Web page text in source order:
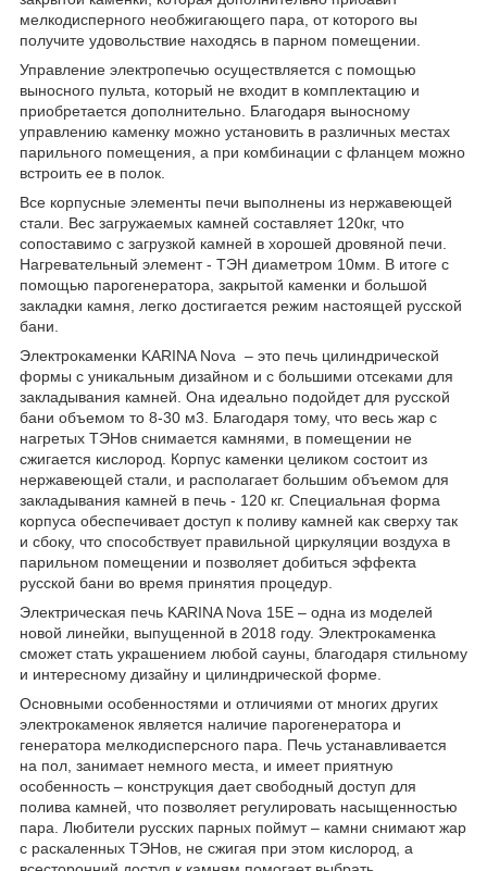
мелкодисперного необжигающего пара, от которого вы
получите удовольствие находясь в парном помещении.
Управление электропечью осуществляется с помощью
выносного пульта, который не входит в комплектацию и
приобретается дополнительно. Благодаря выносному
управлению каменку можно установить в различных местах
парильного помещения, а при комбинации с фланцем можно
встроить ее в полок.
Все корпусные элементы печи выполнены из нержавеющей
стали. Вес загружаемых камней составляет 120кг, что
сопоставимо с загрузкой камней в хорошей дровяной печи.
Нагревательный элемент - ТЭН диаметром 10мм. В итоге с
помощью парогенератора, закрытой каменки и большой
закладки камня, легко достигается режим настоящей русской
бани.
Электрокаменки KARINA Nova – это печь цилиндрической
формы с уникальным дизайном и с большими отсеками для
закладывания камней. Она идеально подойдет для русской
бани объемом то 8-30 м3. Благодаря тому, что весь жар с
нагретых ТЭНов снимается камнями, в помещении не
сжигается кислород. Корпус каменки целиком состоит из
нержавеющей стали, и располагает большим объемом для
закладывания камней в печь - 120 кг. Специальная форма
корпуса обеспечивает доступ к поливу камней как сверху так
и сбоку, что способствует правильной циркуляции воздуха в
парильном помещении и позволяет добиться эффекта
русской бани во время принятия процедур.
Электрическая печь KARINA Nova 15E – одна из моделей
новой линейки, выпущенной в 2018 году. Электрокаменка
сможет стать украшением любой сауны, благодаря стильному
и интересному дизайну и цилиндрической форме.
Основными особенностями и отличиями от многих других
электрокаменок является наличие парогенератора и
генератора мелкодисперсного пара. Печь устанавливается
на пол, занимает немного места, и имеет приятную
особенность – конструкция дает свободный доступ для
полива камней, что позволяет регулировать насыщенностью
пара. Любители русских парных поймут – камни снимают жар
с раскаленных ТЭНов, не сжигая при этом кислород, а